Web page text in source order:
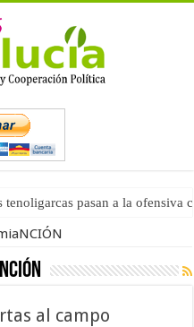
pasan a la ofensiva
al campo